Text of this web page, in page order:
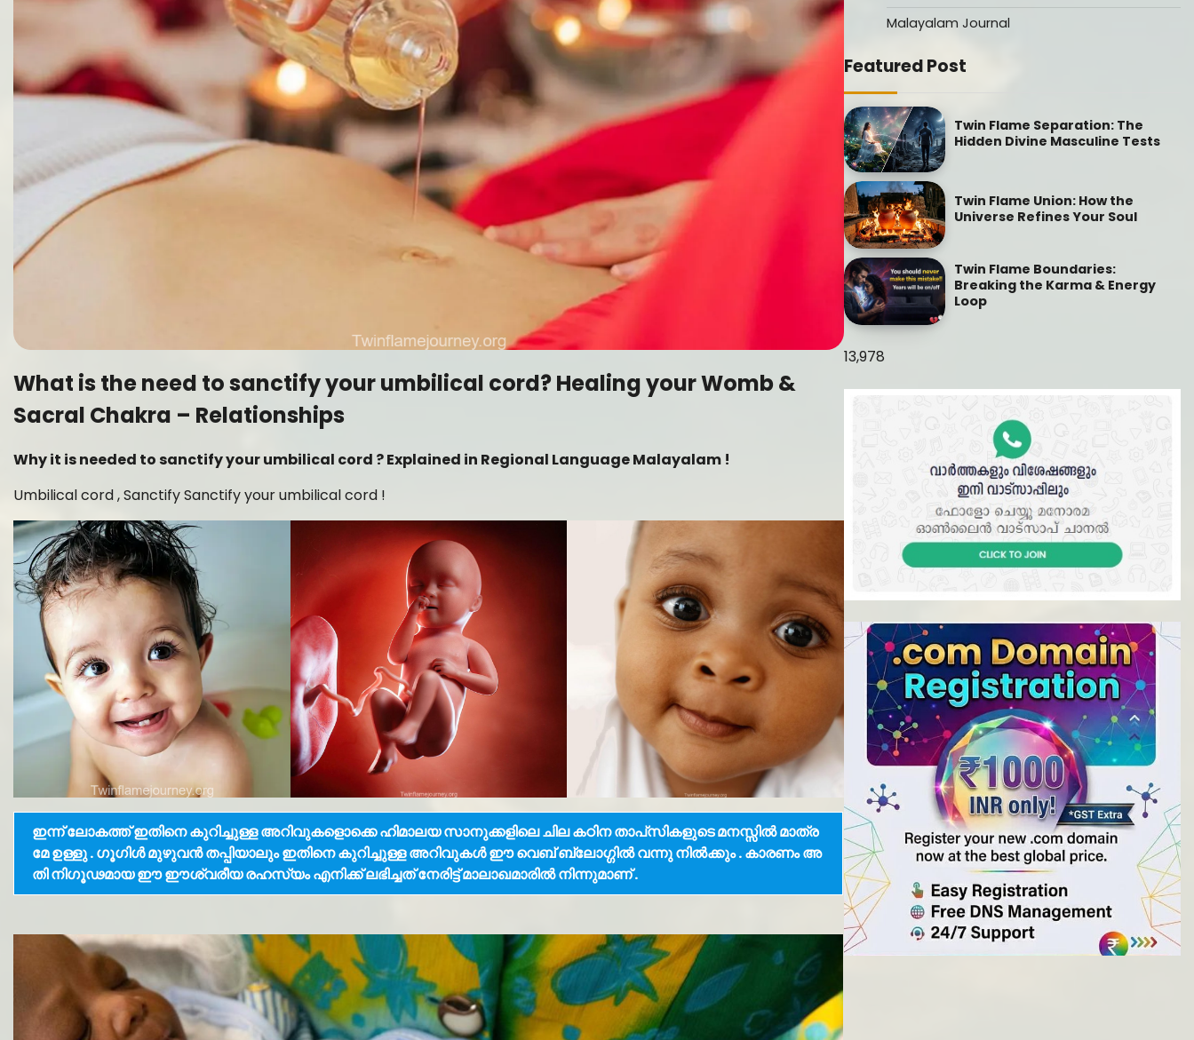
What is the need to sanctify your umbilical cord? Healing your Womb &
Sacral Chakra – Relationships
Why it is needed to sanctify your umbilical cord ? Explained in Regional Language Malayalam !
Umbilical cord , Sanctify Sanctify your umbilical cord !
ഇന്ന് ലോകത്ത് ഇതിനെ കുറിച്ചുള്ള അറിവുകളൊക്കെ ഹിമാലയ സാനുക്കളിലെ ചില കഠിന താപ്‍സികളുടെ മനസ്സിൽ മാത്ര
മേ ഉള്ളു . ഗൂഗിൾ മുഴുവൻ തപ്പിയാലും ഇതിനെ കുറിച്ചുള്ള അറിവുകൾ ഈ വെബ് ബ്ലോഗ്ഗിൽ വന്നു നിൽക്കും . കാരണം അ
തി നിഗൂഢമായ ഈ ഈശ്വരീയ രഹസ്യം എനിക്ക് ലഭിച്ചത് നേരിട്ട് മാലാഖമാരിൽ നിന്നുമാണ് .
Malayalam Journal
Featured Post
Twin Flame Separation: The
Hidden Divine Masculine Tests
Twin Flame Union: How the
Universe Refines Your Soul
Twin Flame Boundaries:
Breaking the Karma & Energy
Loop
13,978